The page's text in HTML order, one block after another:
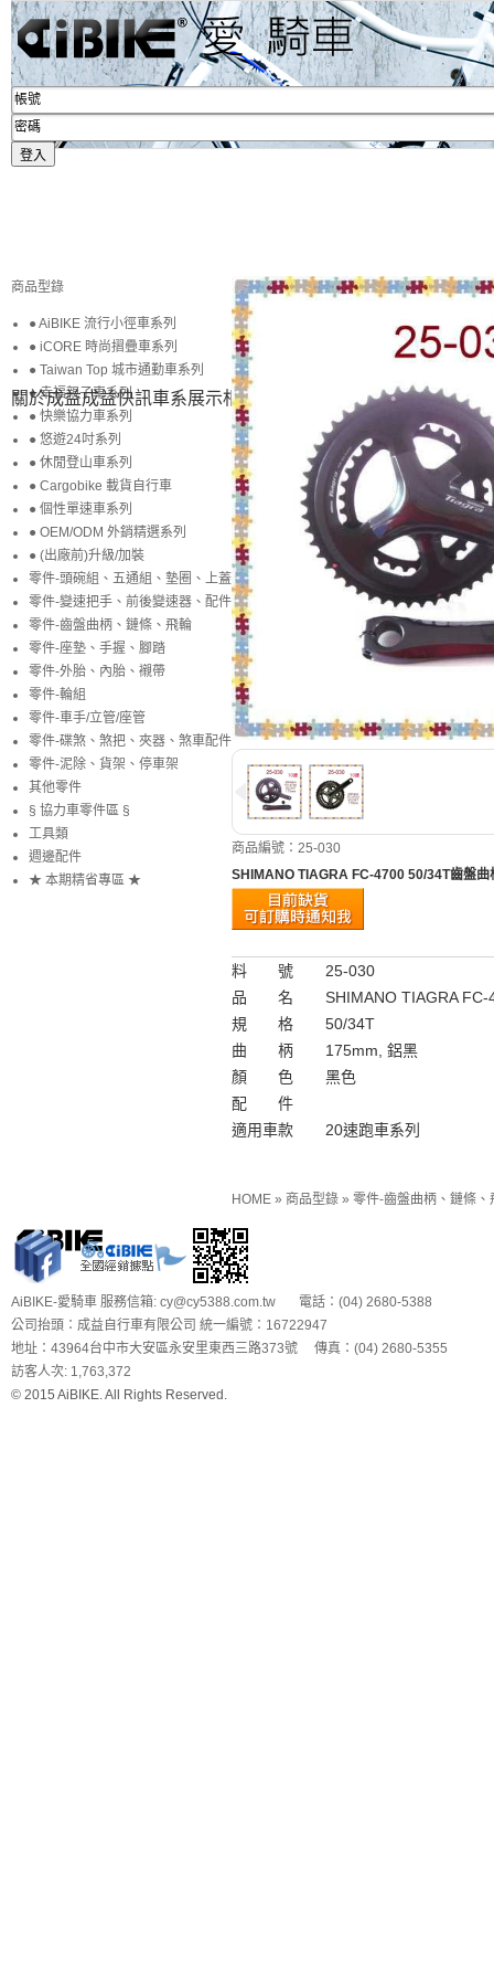
關於成益成益快訊車系展示相簿賞圖 生活專區 賞車購車
商品編號：25-030
SHIMANO TIAGRA FC-4700 50/34T齒盤
料 號
25-030
品 名
SHIMANO TIAGRA
規 格
50/34T
曲 柄
175mm, 鋁黑
顏 色
黑色
配 件
適用車款
20速跑車系列
HOME » 商品型錄 » 零件-齒盤曲柄、鏈條、
商品型錄
● AiBIKE 流行小徑車系列
● iCORE 時尚摺疊車系列
● Taiwan Top 城市通勤車系列
● 幸福親子車系列
● 快樂協力車系列
● 悠遊24吋系列
● 休閒登山車系列
● Cargobike 載貨自行車
● 個性單速車系列
● OEM/ODM 外銷精選系列
● (出廠前)升級/加裝
零件-頭碗組、五通組、墊圈、上蓋
零件-變速把手、前後變速器、配件
零件-齒盤曲柄、鏈條、飛輪
零件-座墊、手握、腳踏
零件-外胎、內胎、襯帶
零件-輪組
零件-車手/立管/座管
零件-碟煞、煞把、夾器、煞車配件
零件-泥除、貨架、停車架
其他零件
§ 協力車零件區 §
工具類
週邊配件
★ 本期精省專區 ★
AiBIKE-愛騎車 服務信箱: cy@cy5388.com.tw 電話：(04) 2680-5388
公司抬頭：成益自行車有限公司 統一編號：16722947
地址：43964台中市大安區永安里東西三路373號 傳真：(04) 2680-5355
訪客人次: 1,763,372
© 2015 AiBIKE. All Rights Reserved.